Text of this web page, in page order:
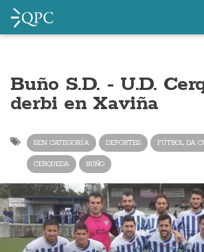
Buño S.D. - U.D.
derbi en Xaviña
SEN CATEGORÍA DEPORTES FÚTBOL DA
CERQUEDA BUÑO